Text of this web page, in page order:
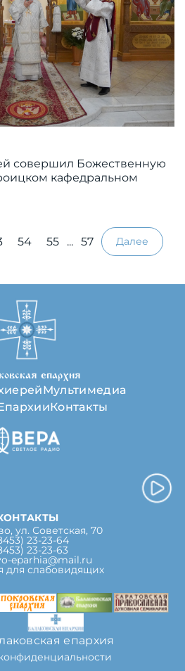
совершил Божественную
кафедральном
54 55 ... 57 Далее
епархия
Мультимедиа
Контакты
ул. Советская, 70
23-23-64
23-23-63
eparhia@mail.ru
для слабовидящих
епархия